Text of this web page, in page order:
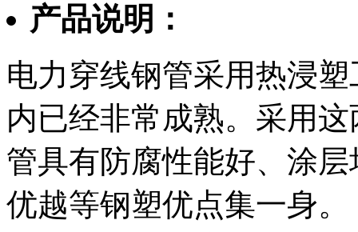
产品说明：
电力穿线钢管采用热浸
内已经非常成熟。采用
管具有防腐性能好、涂
优越等钢塑优点集一身